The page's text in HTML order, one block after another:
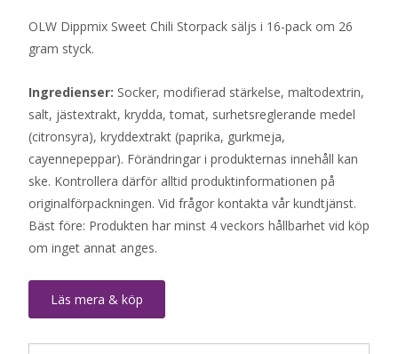
OLW Dippmix Sweet Chili Storpack säljs i 16-pack om 26
gram styck.
Ingredienser: Socker, modifierad stärkelse, maltodextrin,
salt, jästextrakt, krydda, tomat, surhetsreglerande medel
(citronsyra), kryddextrakt (paprika, gurkmeja,
cayennepeppar). Förändringar i produkternas innehåll kan
ske. Kontrollera därför alltid produktinformationen på
originalförpackningen. Vid frågor kontakta vår kundtjänst.
Bäst före: Produkten har minst 4 veckors hållbarhet vid köp
om inget annat anges.
Läs mera & köp